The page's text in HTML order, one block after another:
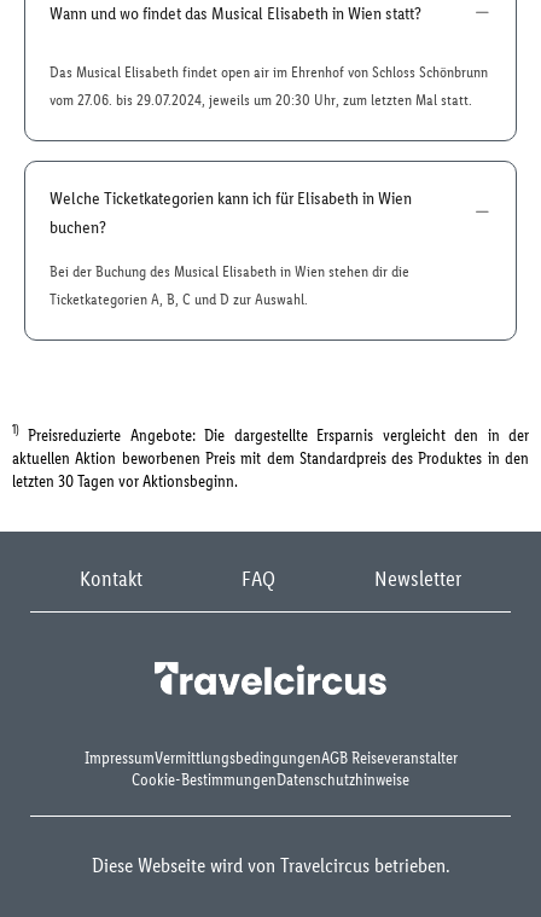
Wann und wo findet das Musical Elisabeth in Wien statt?
Das Musical Elisabeth findet open air im Ehrenhof von Schloss Schönbrunn
vom 27.06. bis 29.07.2024, jeweils um 20:30 Uhr, zum letzten Mal statt.
Welche Ticketkategorien kann ich für Elisabeth in Wien
buchen?
Bei der Buchung des Musical Elisabeth in Wien stehen dir die
Ticketkategorien A, B, C und D zur Auswahl.
1) Preisreduzierte Angebote: Die dargestellte Ersparnis vergleicht den in der
aktuellen Aktion beworbenen Preis mit dem Standardpreis des Produktes in den
letzten 30 Tagen vor Aktionsbeginn.
Kontakt FAQ Newsletter
ImpressumVermittlungsbedingungenAGB Reiseveranstalter
Cookie-BestimmungenDatenschutzhinweise
Diese Webseite wird von Travelcircus betrieben.